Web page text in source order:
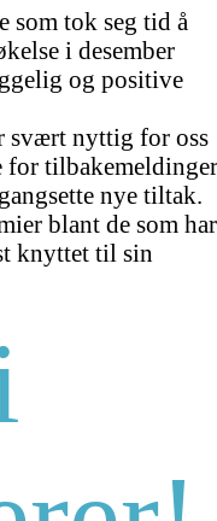
som tok seg tid å
i desember
og positive
svært nyttig for oss
for tilbakemeldinger
nye tiltak.
blant de som har
knyttet til sin